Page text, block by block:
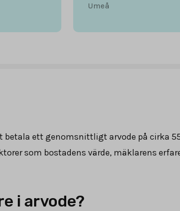
Umeå
betala ett genomsnittligt arvode på cirka
som bostadens värde, mäklarens
i arvode?